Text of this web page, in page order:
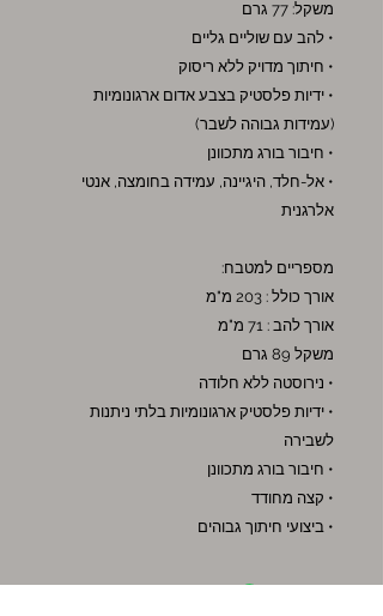
משקל: 77 גרם
• להב עם שוליים גליים
• חיתוך מדויק ללא ריסוק
• ידיות פלסטיק בצבע אדום ארגונומיות
(עמידות גבוהה לשבר)
• חיבור בורג מתכוונן
• אל-חלד, היגיינה, עמידה בחומצה, אנטי
אלרגנית
מספריים למטבח:
אורך כולל : 203 מ"מ
אורך להב : 71 מ"מ
משקל 89 גרם
• נירוסטה ללא חלודה
• ידיות פלסטיק ארגונומיות בלתי ניתנות
לשבירה
• חיבור בורג מתכוונן
• קצה מחודד
• ביצועי חיתוך גבוהים